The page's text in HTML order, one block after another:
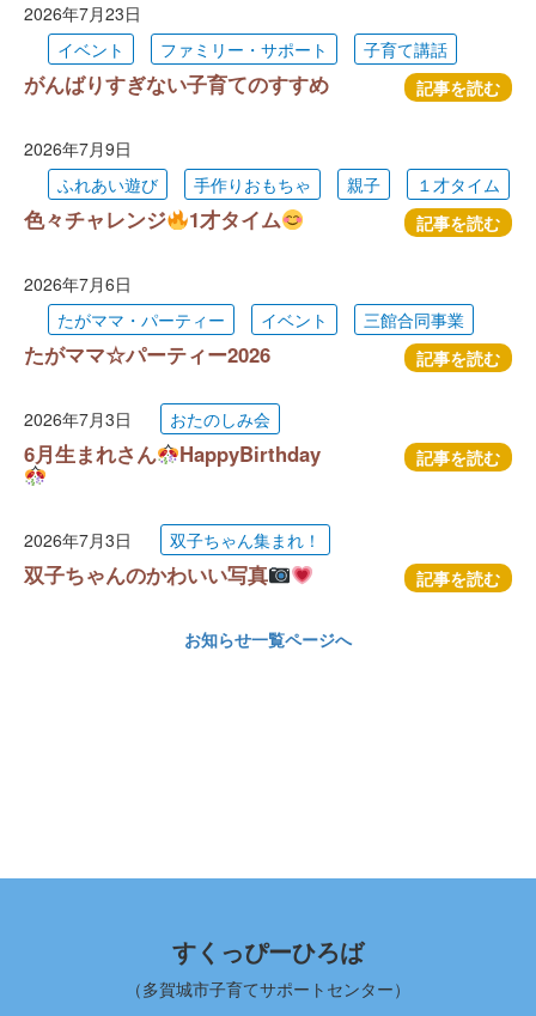
2026年7月23日
イベント
ファミリー・サポート 子育て講話
がんばりすぎない子育てのすすめ 記事を読む
2026年7月9日
ふれあい遊び
手作りおもちゃ 親子 １才タイム
色々チャレンジ 1才タイム 記事を読む
2026年7月6日
たがママ・パーティー
イベント 三館合同事業
たがママ☆パーティー2026 記事を読む
2026年7月3日 おたのしみ会
6月生まれさん HappyBirthday 記事を読む
2026年7月3日 双子ちゃん集まれ！
双子ちゃんのかわいい写真 記事を読む
お知らせ一覧ページへ
すくっぴーひろば
（多賀城市子育てサポートセンター）